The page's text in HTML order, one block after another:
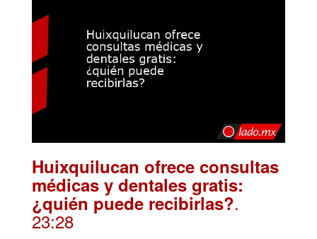
Huixquilucan ofrece consultas
médicas y dentales gratis:
¿quién puede recibirlas?.
23:28